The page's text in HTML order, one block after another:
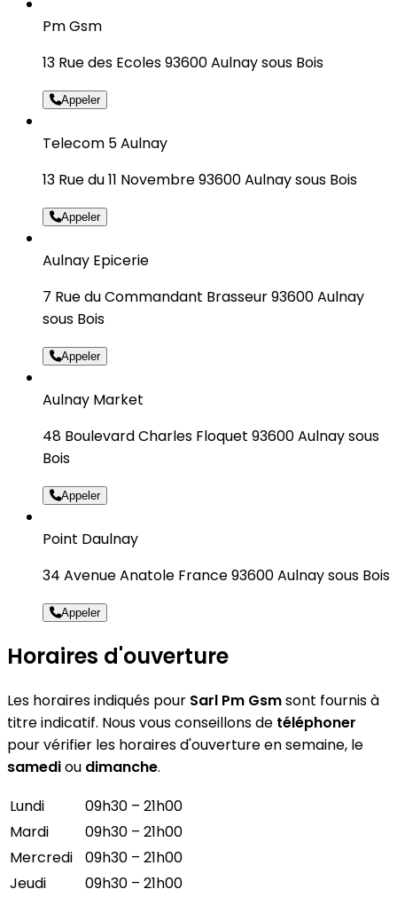
Pm Gsm
13 Rue des Ecoles 93600 Aulnay sous Bois
Appeler
Telecom 5 Aulnay
13 Rue du 11 Novembre 93600 Aulnay sous Bois
Appeler
Aulnay Epicerie
7 Rue du Commandant Brasseur 93600 Aulnay
sous Bois
Appeler
Aulnay Market
48 Boulevard Charles Floquet 93600 Aulnay sous
Bois
Appeler
Point Daulnay
34 Avenue Anatole France 93600 Aulnay sous Bois
Appeler
Horaires d'ouverture
Les horaires indiqués pour Sarl Pm Gsmsont fournis à
titre indicatif. Nous vous conseillons de téléphoner
pour vérifier les horaires d'ouverture en semaine, le
samediou dimanche.
Lundi
09h30 – 21h00
Mardi
09h30 – 21h00
Mercredi
09h30 – 21h00
Jeudi
09h30 – 21h00